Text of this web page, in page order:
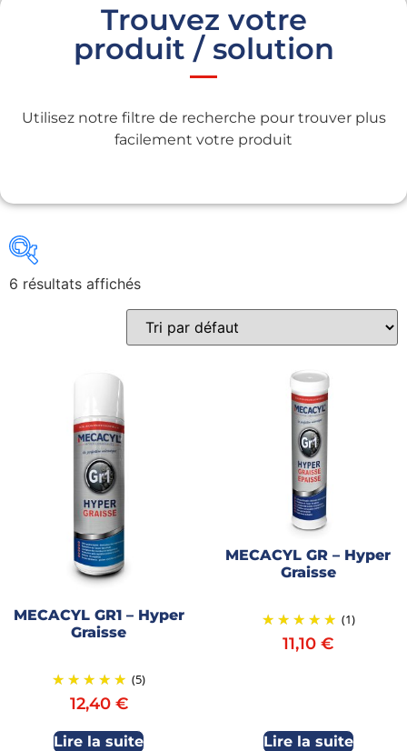
Trouvez votre
produit / solution
Utilisez notre filtre de recherche pour trouver plus
facilement votre produit
Gains recherchés
Gains recherchés
6 résultats affichés
MECACYL GR1 – Hyper
Graisse
(5)
12,40 €
Lire la suite
MECACYL GR – Hyper
Graisse
(1)
11,10€
Lire la suite